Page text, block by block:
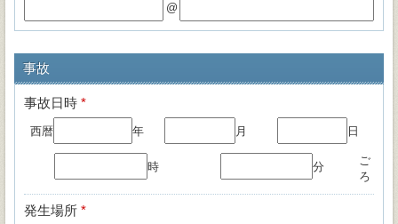
@
事故
事故日時 *
西暦 年 月 日
時 分
ご
ろ
発生場所 *